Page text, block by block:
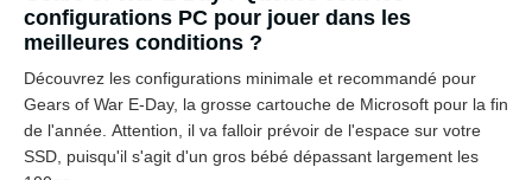
configurations PC pour jouer dans les
meilleures conditions ?
Découvrez les configurations minimale et recommandé pour
Gears of War E-Day, la grosse cartouche de Microsoft pour la fin
de l'année. Attention, il va falloir prévoir de l'espace sur votre
SSD, puisqu'il s'agit d'un gros bébé dépassant largement les